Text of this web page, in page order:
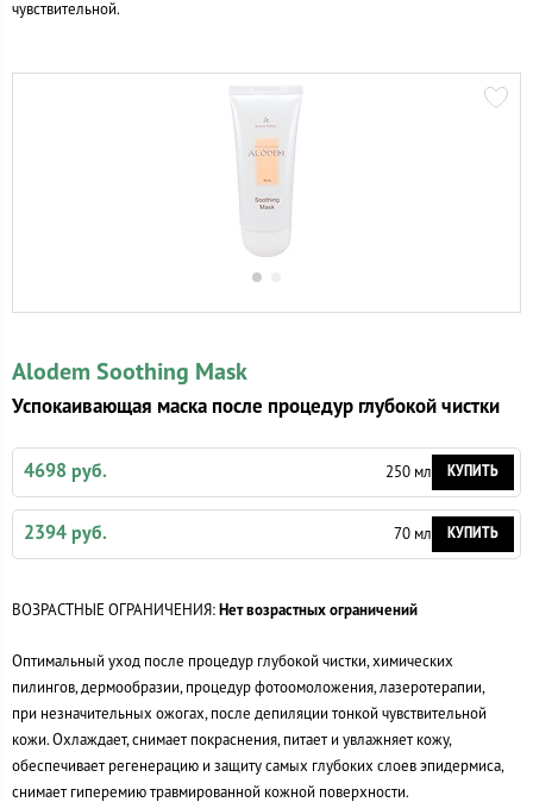
чувствительной.
Alodem Soothing Mask
Успокаивающая маска после процедур глубокой чистки
4698 руб. 250 мл КУПИТЬ
2394 руб. 70 мл КУПИТЬ
ВОЗРАСТНЫЕ ОГРАНИЧЕНИЯ: Нет возрастных ограничений
Оптимальный уход после процедур глубокой чистки, химических
пилингов, дермообразии, процедур фотоомоложения, лазеротерапии,
при незначительных ожогах, после депиляции тонкой чувствительной
кожи. Охлаждает, снимает покраснения, питает и увлажняет кожу,
обеспечивает регенерацию и защиту самых глубоких слоев эпидермиса,
снимает гиперемию травмированной кожной поверхности.